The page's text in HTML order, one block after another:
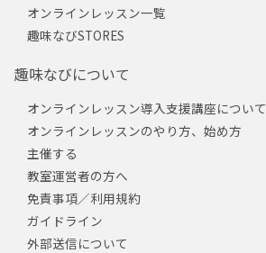
オンラインレッスン一覧
趣味なびSTORES
趣味なびについて
オンラインレッスン導入支援講座について
オンラインレッスンのやり方、始め方
主催する
教室運営者の方へ
免責事項／利用規約
ガイドライン
外部送信について